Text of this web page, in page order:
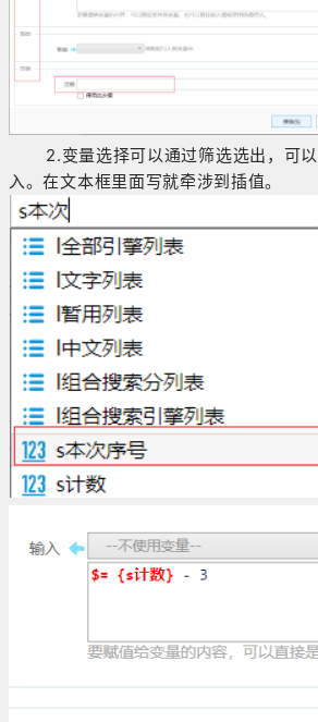
2.变量选择可以通过筛选选出，可以
入。在文本框里面写就牵涉到插值。